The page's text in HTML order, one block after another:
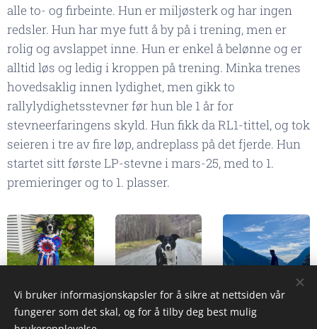
alle to- og firbeinte. Hun er miljøsterk og har ingen
redsler. Hun har mye futt å by på i trening, men er
rolig og avslappet inne. Hun er enkel å belønne og er
alltid løs og ledig i kroppen på trening. Minka trenes
hovedsaklig innen lydighet, men gikk to
rallylydighetsstevner før hun ble 1 år for
stevneerfaringens skyld. Hun fikk da RL1-tittel, og tok
seieren i tre av fire løp, andreplass på det fjerde. Hun
startet sitt første LP-stevne i mars-25, med to 1.
premieringer og to 1. plasser.
Vi bruker informasjonskapsler for å sikre at nettsiden vår
fungerer som det skal, og for å tilby deg best mulig